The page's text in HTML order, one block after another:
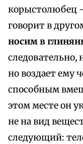
корыстолюбец
говорит в
носим в
следовательно,
но воздает ему
способным
этом месте он
не на вид
следующий: